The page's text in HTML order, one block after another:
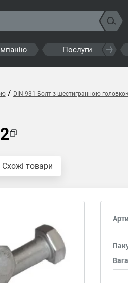
Послуги
/ DIN 931 Болт з шестигранною
Схожі товари